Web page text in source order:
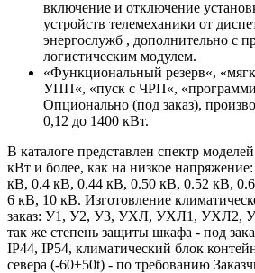
включение и отключение
устройств телемеханики от
энергослужб , дополнительно с
логистическим модулем.
«Функциональный резерв«,
УПП«, «пуск с ЧРП«,
Опционально (под заказ),
0,12 до 1400 кВт.
В каталоге представлен спектр
кВт и более, как на низкое
кВ, 0.4 кВ, 0.44 кВ, 0.50 кВ, 0.52 кВ,
6 кВ, 10 кВ. Изготовление
заказ: У1, У2, У3, УХЛ, УХЛ1, УХЛ2,
так же степень защиты шкафа - под
IP44, IP54, климатический блок
севера (-60+50t) - по требованию